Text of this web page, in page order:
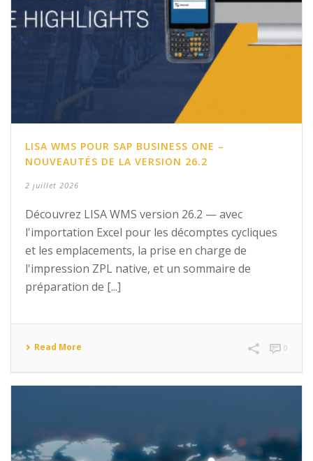
LISA WMS POUR SAP BUSINESS ONE –
NOUVEAUTÉS DE LA VERSION 26.2
2 juillet 2026
Découvrez LISA WMS version 26.2 — avec
l'importation Excel pour les décomptes cycliques
et les emplacements, la prise en charge de
l'impression ZPL native, et un sommaire de
préparation de [...]
Read More 0